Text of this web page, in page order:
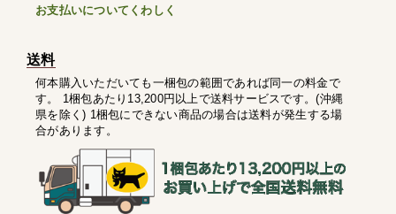
お支払いについてくわしく
送料
何本購入いただいても一梱包の範囲であれば同一の料金で
す。 1梱包あたり13,200円以上で送料サービスです。(沖縄
県を除く) 1梱包にできない商品の場合は送料が発生する場
合があります。